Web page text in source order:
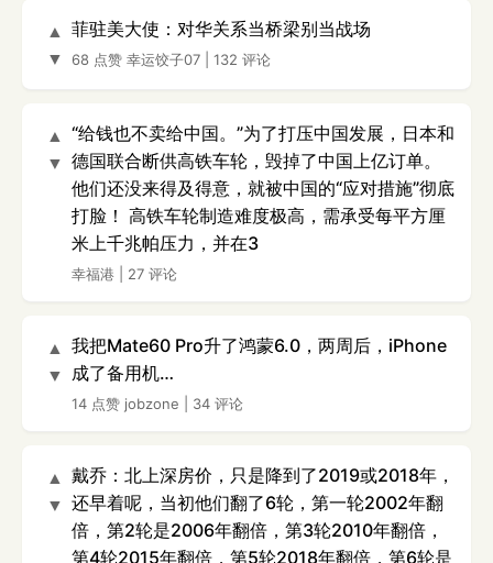
▲
▼
菲驻美大使：对华关系当桥梁别当战场
68 点赞 幸运饺子07 132 评论
▲
▼
“给钱也不卖给中国。”为了打压中国发展，日本和
德国联合断供高铁车轮，毁掉了中国上亿订单。
他们还没来得及得意，就被中国的“应对措施”彻底
打脸！ 高铁车轮制造难度极高，需承受每平方厘
米上千兆帕压力，并在3
幸福港 27 评论
▲
▼
我把Mate60 Pro升了鸿蒙6.0，两周后，iPhone
成了备用机…
14 点赞 jobzone 34 评论
▲
▼
戴乔：北上深房价，只是降到了2019或2018年，
还早着呢，当初他们翻了6轮，第一轮2002年翻
倍，第2轮是2006年翻倍，第3轮2010年翻倍，
第4轮2015年翻倍，第5轮2018年翻倍，第6轮是